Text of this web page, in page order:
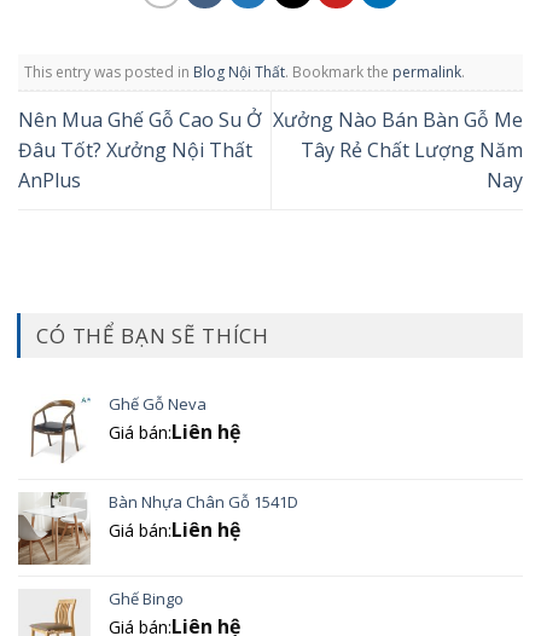
This entry was posted in Blog Nội Thất. Bookmark the permalink.
Nên Mua Ghế Gỗ Cao Su Ở
Đâu Tốt? Xưởng Nội Thất
AnPlus
Xưởng Nào Bán Bàn Gỗ Me
Tây Rẻ Chất Lượng Năm
Nay
CÓ THỂ BẠN SẼ THÍCH
Ghế Gỗ Neva
Giá bán:Liên hệ
Bàn Nhựa Chân Gỗ 1541D
Giá bán:Liên hệ
Ghế Bingo
Giá bán:Liên hệ